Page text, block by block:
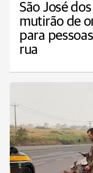
São José
mutirão de
para
rua